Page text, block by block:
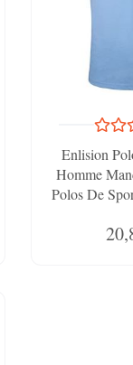
Enlision
Homme
Polos De
Shirt Avec